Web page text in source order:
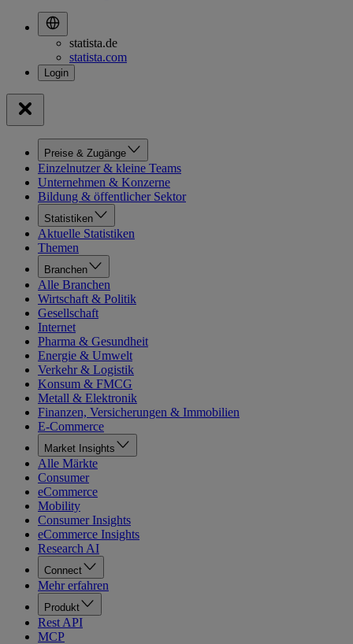
statista.de
statista.com
Preise & Zugänge
Einzelnutzer & kleine Teams
Unternehmen & Konzerne
Bildung & öffentlicher Sektor
Statistiken
Aktuelle Statistiken
Themen
Branchen
Alle Branchen
Wirtschaft & Politik
Gesellschaft
Internet
Pharma & Gesundheit
Energie & Umwelt
Verkehr & Logistik
Konsum & FMCG
Metall & Elektronik
Finanzen, Versicherungen & Immobilien
E-Commerce
Market Insights
Alle Märkte
Consumer
eCommerce
Mobility
Consumer Insights
eCommerce Insights
Research AI
Connect
Mehr erfahren
Produkt
Rest API
MCP